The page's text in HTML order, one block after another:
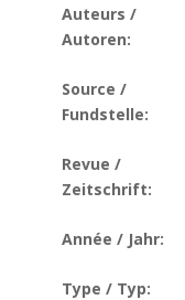
Auteurs /
Autoren:
Source /
Fundstelle:
Revue /
Zeitschrift:
Année / Jahr:
Type / Typ: